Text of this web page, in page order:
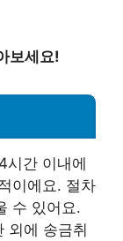
보세요!
시간 이내에
이에요. 절차
수 있어요.
외에 송금취